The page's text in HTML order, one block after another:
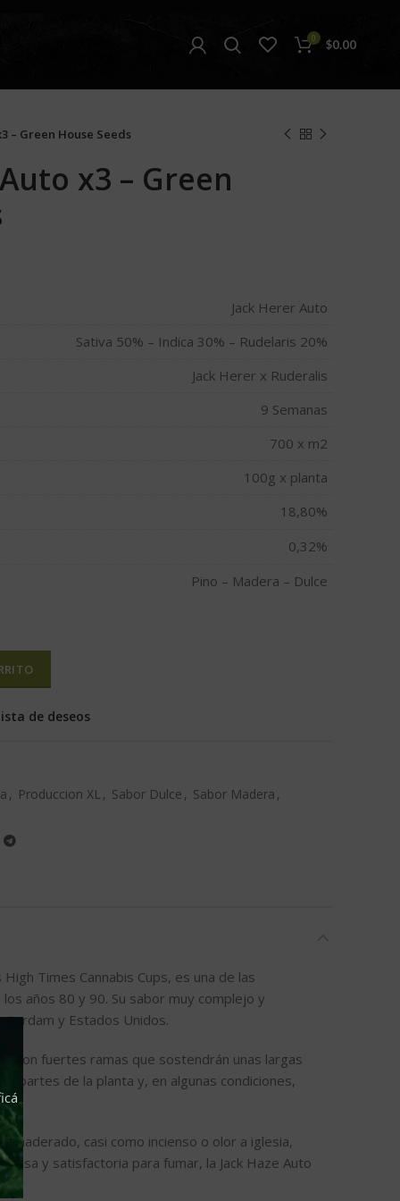
0 $0.00
– Green House Seeds
x3 – Green
Jack Herer Auto
Sativa 50% – Indica 30% – Rudelaris 20%
Jack Herer x Ruderalis
9 Semanas
700 x m2
100g x planta
18,80%
0,32%
Pino – Madera – Dulce
de deseos
, Produccion XL , Sabor Dulce , Sabor Madera ,
Times Cannabis Cups, es una de las
años 80 y 90. Su sabor muy complejo y
y Estados Unidos.
con fuertes ramas que sostendrán unas largas
partes de la planta y, en algunas condiciones,
casi como incienso o olor a iglesia,
y satisfactoria para fumar, la Jack Haze Auto